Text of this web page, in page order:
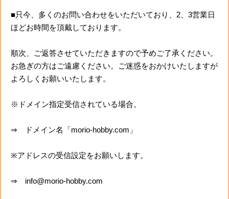
■只今、多くのお問い合わせをいただいており、2、3営業日
ほどお時間を頂戴しております。
順次、ご返答させていただきますので予めご了承ください。
お急ぎの方はご遠慮ください。ご迷惑をおかけいたしますが
よろしくお願いいたします。
※ドメイン指定受信されている場合。
⇒ ドメイン名「morio-hobby.com」
※アドレスの受信設定をお願いします。
⇒ info@morio-hobby.com